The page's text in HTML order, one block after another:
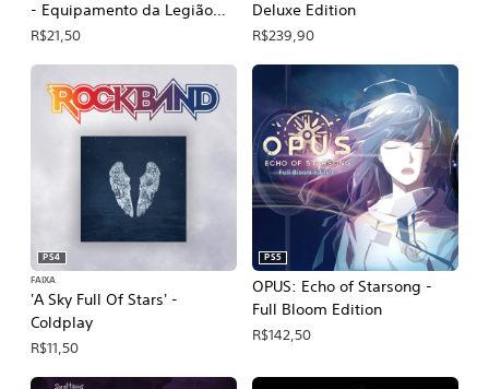
- Equipamento da Legião
Ventonorte
R$21,50
Deluxe Edition
R$239,90
'A Sky Full Of Stars' -
Coldplay
PS4
FAIXA
R$11,50
OPUS: Echo of Starsong -
Full Bloom Edition
PS5
R$142,50